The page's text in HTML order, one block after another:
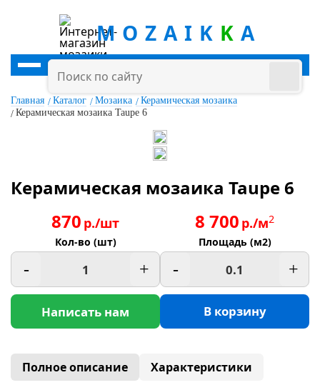
MOZAIK K A
Главная Каталог Мозаика
Керамическая мозаика
Керамическая мозаика Taupe 6
Керамическая мозаика Taupe 6
870 р./шт
Кол-во (шт)
- +
Написать нам
8 700 р./м2
Площадь (м2)
- +
В корзину
Полное описание
Характеристики